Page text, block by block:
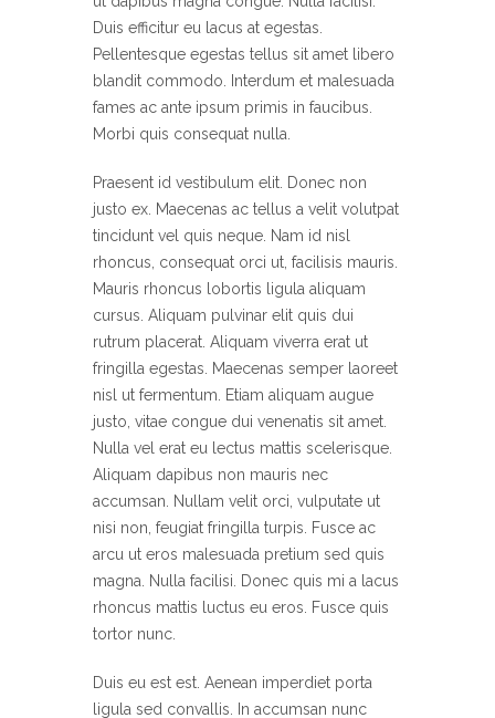
Duis efficitur eu lacus at egestas.
Pellentesque egestas tellus sit amet libero
blandit commodo. Interdum et malesuada
fames ac ante ipsum primis in faucibus.
Morbi quis consequat nulla.
Praesent id vestibulum elit. Donec non
justo ex. Maecenas ac tellus a velit volutpat
tincidunt vel quis neque. Nam id nisl
rhoncus, consequat orci ut, facilisis mauris.
Mauris rhoncus lobortis ligula aliquam
cursus. Aliquam pulvinar elit quis dui
rutrum placerat. Aliquam viverra erat ut
fringilla egestas. Maecenas semper laoreet
nisl ut fermentum. Etiam aliquam augue
justo, vitae congue dui venenatis sit amet.
Nulla vel erat eu lectus mattis scelerisque.
Aliquam dapibus non mauris nec
accumsan. Nullam velit orci, vulputate ut
nisi non, feugiat fringilla turpis. Fusce ac
arcu ut eros malesuada pretium sed quis
magna. Nulla facilisi. Donec quis mi a lacus
rhoncus mattis luctus eu eros. Fusce quis
tortor nunc.
Duis eu est est. Aenean imperdiet porta
ligula sed convallis. In accumsan nunc